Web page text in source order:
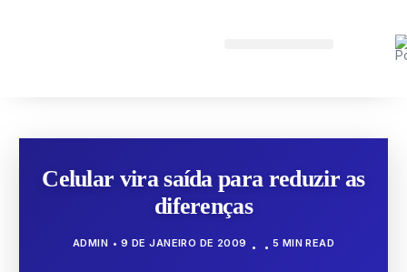
Celular vira saída para reduzir as
diferenças
ADMIN 9 DE JANEIRO DE 2009 5 MIN READ